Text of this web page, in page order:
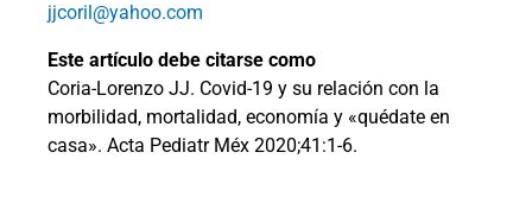
jjcoril@yahoo.com
Este artículo debe citarse como
Coria-Lorenzo JJ. Covid-19 y su relación con la
morbilidad, mortalidad, economía y «quédate en
casa». Acta Pediatr Méx 2020;41:1-6.